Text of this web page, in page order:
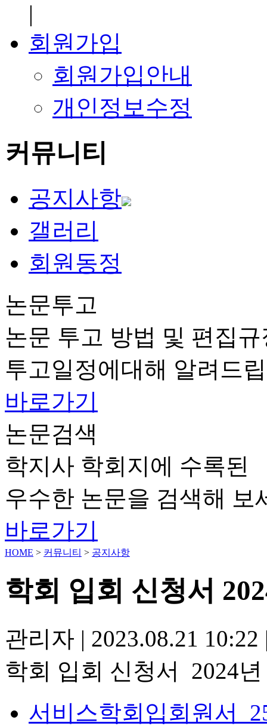
|
회원가입
회원가입안내
개인정보수정
커뮤니티
공지사항
갤러리
회원동정
논문투고
논문 투고 방법 및 편집규
투고일정에대해 알려드
바로가기
논문검색
학지사 학회지에 수록된
우수한 논문을 검색해 보
바로가기
HOME > 커뮤니티 > 공지사항
학회 입회 신청서
관리자 | 2023.08.21 10:22
학회 입회 신청서 2024
서비스학회입회원서